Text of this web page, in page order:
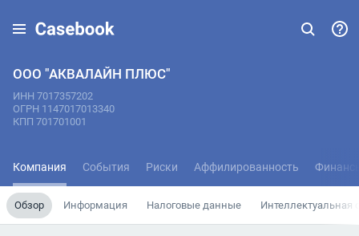
ООО "АКВАЛАЙН ПЛЮС"
ИНН 7017357202
ОГРН 1147017013340
КПП 701701001
Компания События Риски Аффилированность
Обзор Информация Налоговые данные Интеллектуальная